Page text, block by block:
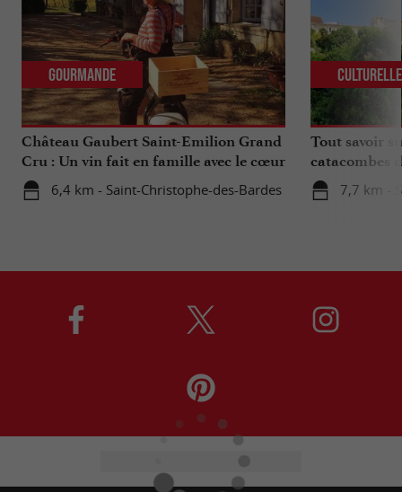
Château Gaubert Saint-Emilion Grand
Cru : Un vin fait en famille avec le cœur
6,4 km - Saint-Christophe-des-Bardes
Gourmande
Tout savoir
catacombes
7,7 km -
Culturelle